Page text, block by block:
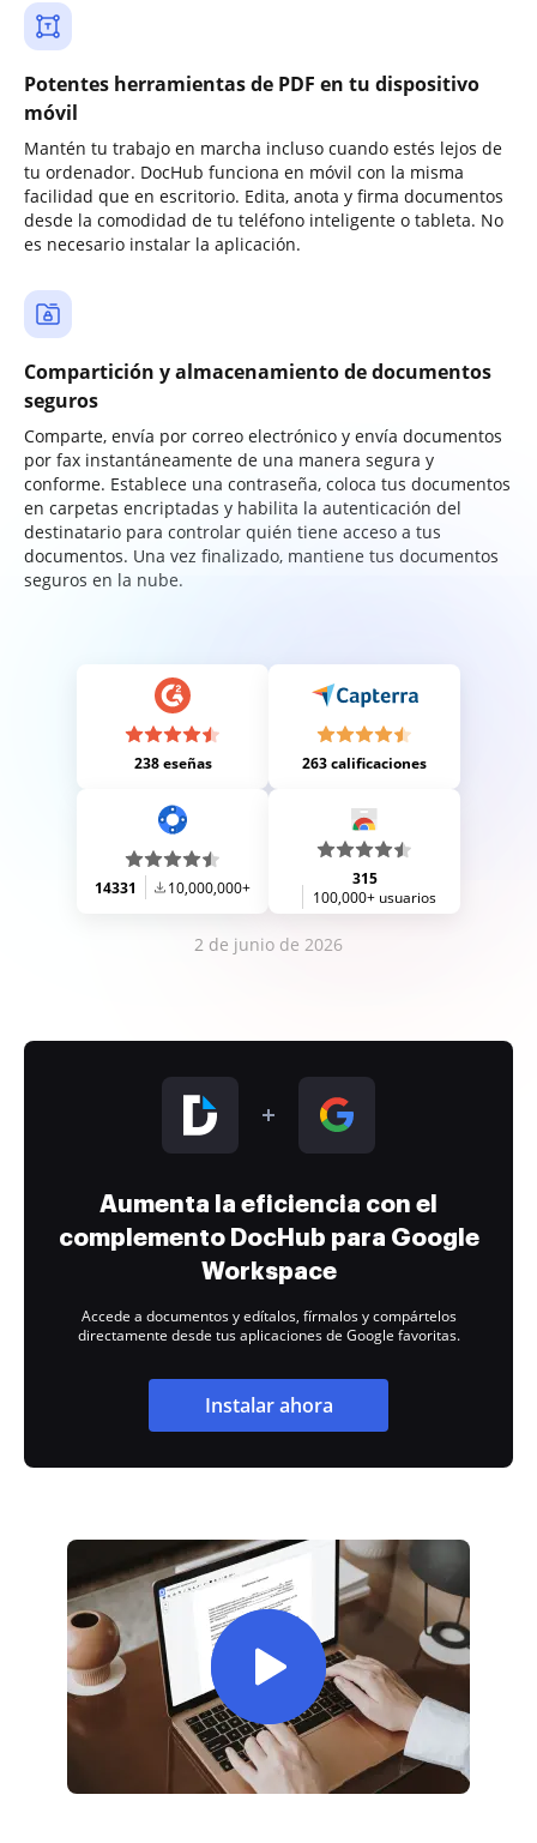
Potentes herramientas de PDF en tu dispositivo
móvil
Mantén tu trabajo en marcha incluso cuando estés lejos de
tu ordenador. DocHub funciona en móvil con la misma
facilidad que en escritorio. Edita, anota y firma documentos
desde la comodidad de tu teléfono inteligente o tableta. No
es necesario instalar la aplicación.
Compartición y almacenamiento de documentos
seguros
Comparte, envía por correo electrónico y envía documentos
por fax instantáneamente de una manera segura y
conforme. Establece una contraseña, coloca tus documentos
en carpetas encriptadas y habilita la autenticación del
destinatario para controlar quién tiene acceso a tus
documentos. Una vez finalizado, mantiene tus documentos
seguros en la nube.
238 eseñas 263 calificaciones
14331 10,000,000+
315
100,000+ usuarios
2 de junio de 2026
Aumenta la eficiencia con el
complemento DocHub para Google
Workspace
Accede a documentos y edítalos, fírmalos y compártelos
directamente desde tus aplicaciones de Google favoritas.
Instalar ahora